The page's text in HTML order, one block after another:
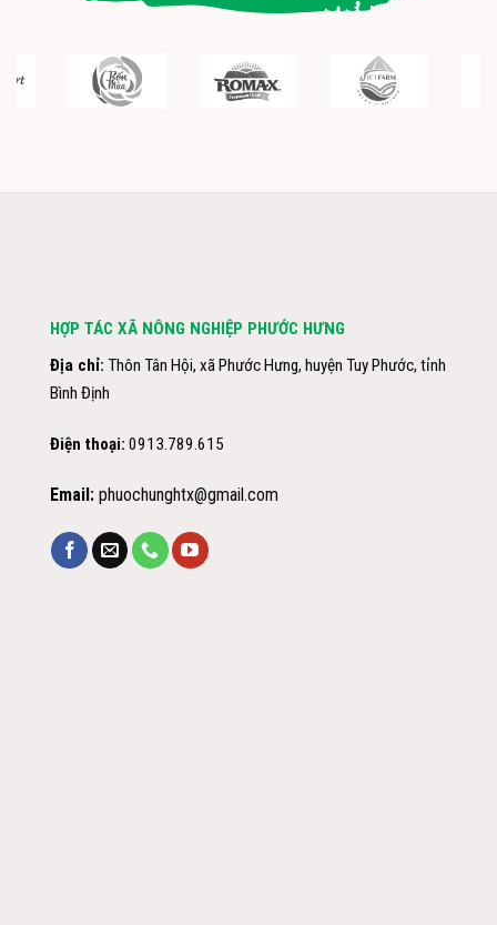
HỢP TÁC XÃ NÔNG NGHIỆP PHƯỚC HƯNG
Địa chỉ: Thôn Tân Hội, xã Phước Hưng, huyện Tuy Phước, tỉnh
Bình Định
Điện thoại: 0913.789.615
Email:phuochunghtx@gmail.com